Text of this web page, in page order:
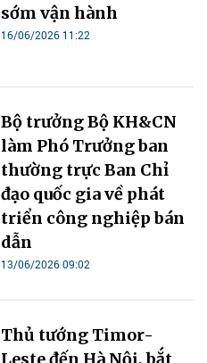
sớm vận hành
16/06/2026 11:22
Bộ trưởng Bộ KH&CN
làm Phó Trưởng ban
thường trực Ban Chỉ
đạo quốc gia về phát
triển công nghiệp bán
dẫn
13/06/2026 09:02
Thủ tướng Timor-
Leste đến Hà Nội, bắt